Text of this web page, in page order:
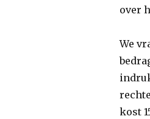
over
We
kost